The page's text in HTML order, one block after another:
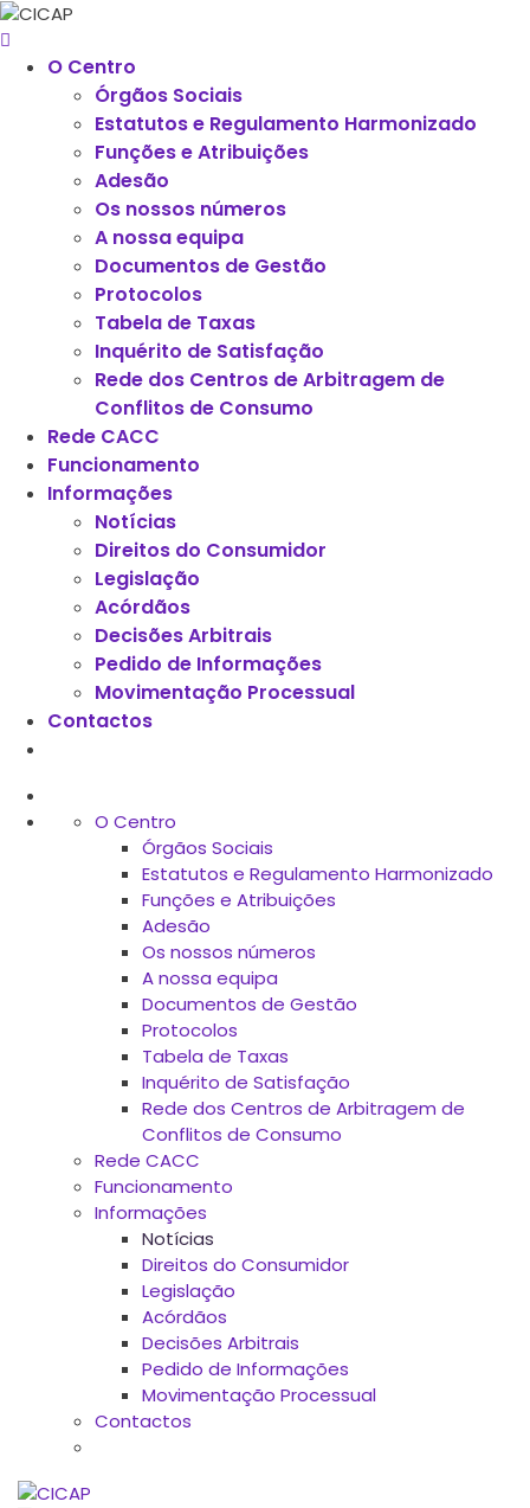
O Centro
Órgãos Sociais
Estatutos e Regulamento Harmonizado
Funções e Atribuições
Adesão
Os nossos números
A nossa equipa
Documentos de Gestão
Protocolos
Tabela de Taxas
Inquérito de Satisfação
Rede dos Centros de Arbitragem de
Conflitos de Consumo
Rede CACC
Funcionamento
Informações
Notícias
Direitos do Consumidor
Legislação
Acórdãos
Decisões Arbitrais
Pedido de Informações
Movimentação Processual
Contactos
O Centro
Órgãos Sociais
Estatutos e Regulamento Harmonizado
Funções e Atribuições
Adesão
Os nossos números
A nossa equipa
Documentos de Gestão
Protocolos
Tabela de Taxas
Inquérito de Satisfação
Rede dos Centros de Arbitragem de
Conflitos de Consumo
Rede CACC
Funcionamento
Informações
Notícias
Direitos do Consumidor
Legislação
Acórdãos
Decisões Arbitrais
Pedido de Informações
Movimentação Processual
Contactos